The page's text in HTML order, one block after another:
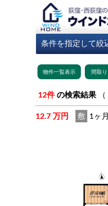
12件 の検索結果
12.7 万円 敷 1ヶ月